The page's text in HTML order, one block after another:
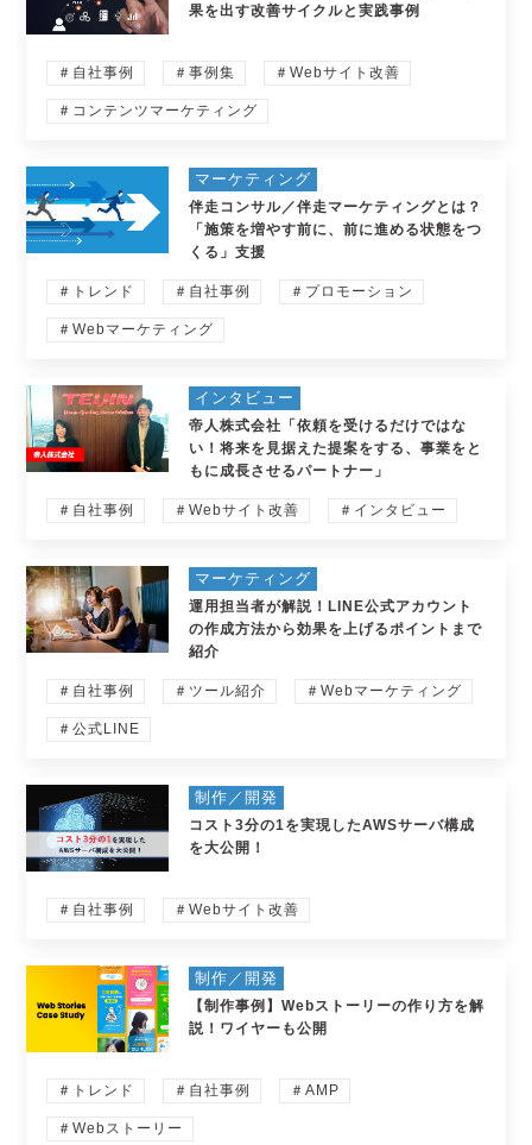
果を出す改善サイクルと実践事例
＃自社事例 ＃事例集 ＃Webサイト改善
＃コンテンツマーケティング
マーケティング
伴走コンサル／伴走マーケティングとは？
「施策を増やす前に、前に進める状態をつ
くる」支援
＃トレンド ＃自社事例 ＃プロモーション
＃Webマーケティング
インタビュー
帝人株式会社「依頼を受けるだけではな
い！将来を見据えた提案をする、事業をと
もに成長させるパートナー」
＃自社事例 ＃Webサイト改善 ＃インタビュー
マーケティング
運用担当者が解説！LINE公式アカウント
の作成方法から効果を上げるポイントまで
紹介
＃自社事例 ＃ツール紹介 ＃Webマーケティング
＃公式LINE
制作／開発
コスト3分の1を実現したAWSサーバ構成
を大公開！
＃自社事例 ＃Webサイト改善
制作／開発
【制作事例】Webストーリーの作り方を解
説！ワイヤーも公開
＃トレンド ＃自社事例 ＃AMP
＃Webストーリー